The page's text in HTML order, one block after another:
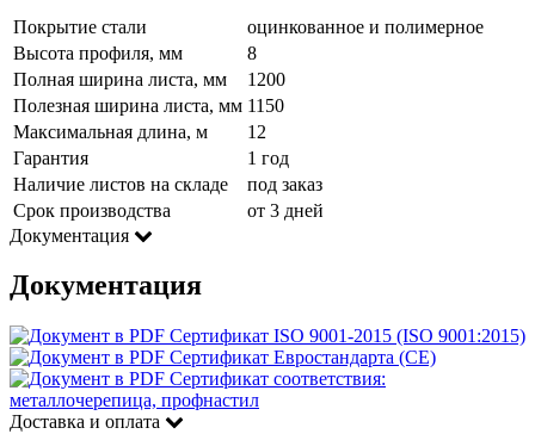
Покрытие стали
оцинкованное и полимерное
Высота профиля, мм
8
Полная ширина листа, мм
1200
Полезная ширина листа, мм 1150
Максимальная длина, м
12
Гарантия
1 год
Наличие листов на складе
под заказ
Срок производства
от 3 дней
Документация
Документация
Сертификат ISO 9001-2015 (ISO 9001:2015)
Сертификат Евростандарта (CE)
Сертификат соответствия:
металлочерепица, профнастил
Доставка и оплата